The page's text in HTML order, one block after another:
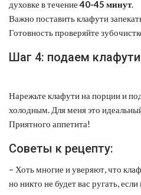
духовке в течение40-45 минут.
Важно поставить клафути
Готовность проверяйте
Шаг 4: подаем
Нарежьте клафути на порции и
холодным. Для меня это
Приятного аппетита!
Советы к рецепту:
– Хоть многие и уверяют, что
но никто не будет вас ругать,